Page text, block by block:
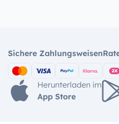
Sichere Zahlungsweisen
Herunterladen im
App Store